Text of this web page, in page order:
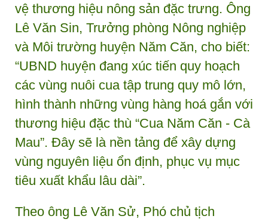
vệ thương hiệu nông sản đặc trưng. Ông
Lê Văn Sin, Trưởng phòng Nông nghiệp
và Môi trường huyện Năm Căn, cho biết:
“UBND huyện đang xúc tiến quy hoạch
các vùng nuôi cua tập trung quy mô lớn,
hình thành những vùng hàng hoá gắn với
thương hiệu đặc thù “Cua Năm Căn - Cà
Mau”. Đây sẽ là nền tảng để xây dựng
vùng nguyên liệu ổn định, phục vụ mục
tiêu xuất khẩu lâu dài”.
Theo ông Lê Văn Sử, Phó chủ tịch